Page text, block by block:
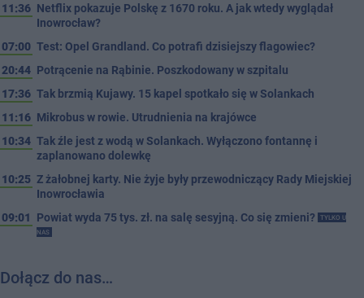
11:36 Netflix pokazuje Polskę z 1670 roku. A jak wtedy wyglądał
Inowrocław?
07:00 Test: Opel Grandland. Co potrafi dzisiejszy flagowiec?
20:44 Potrącenie na Rąbinie. Poszkodowany w szpitalu
17:36 Tak brzmią Kujawy. 15 kapel spotkało się w Solankach
11:16 Mikrobus w rowie. Utrudnienia na krajówce
10:34 Tak źle jest z wodą w Solankach. Wyłączono fontannę i
zaplanowano dolewkę
10:25 Z żałobnej karty. Nie żyje były przewodniczący Rady Miejskiej
Inowrocławia
09:01
Powiat wyda 75 tys. zł. na salę sesyjną. Co się zmieni?
TYLKO U
NAS
Dołącz do nas…